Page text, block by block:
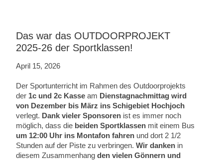
Das war das OUTDOORPROJEKT
2025-26 der Sportklassen!
April 15, 2026
Der Sportunterricht im Rahmen des Outdoorprojekts
der 1c und 2c Kasse am Dienstagnachmittag wird
von Dezember bis März ins Schigebiet Hochjoch
verlegt. Dank vieler Sponsoren ist es immer noch
möglich, dass die beiden Sportklassen mit einem Bus
um 12:00 Uhr ins Montafon fahren und dort 2 1/2
Stunden auf der Piste zu verbringen.Wir danken in
diesem Zusammenhangden vielen Gönnern und